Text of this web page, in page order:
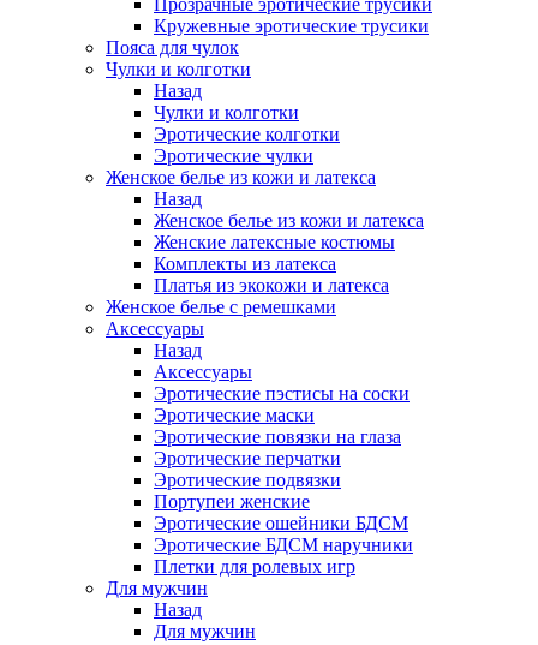
Прозрачные эротические трусики
Кружевные эротические трусики
Пояса для чулок
Чулки и колготки
Назад
Чулки и колготки
Эротические колготки
Эротические чулки
Женское белье из кожи и латекса
Назад
Женское белье из кожи и латекса
Женские латексные костюмы
Комплекты из латекса
Платья из экокожи и латекса
Женское белье с ремешками
Аксессуары
Назад
Аксессуары
Эротические пэстисы на соски
Эротические маски
Эротические повязки на глаза
Эротические перчатки
Эротические подвязки
Портупеи женские
Эротические ошейники БДСМ
Эротические БДСМ наручники
Плетки для ролевых игр
Для мужчин
Назад
Для мужчин